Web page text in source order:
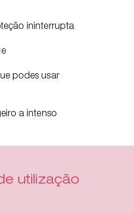
ininterrupta
podes usar
a intenso
utilização